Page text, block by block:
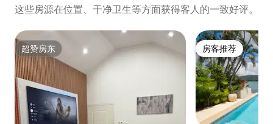
这些房源在位置、干净卫生等方面获得客人的一致好评。
超赞房东
超赞房东 房客推荐
房客推荐